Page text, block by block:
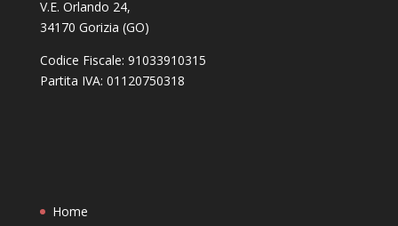
V.E. Orlando 24,
34170 Gorizia (GO)
Codice Fiscale: 91033910315
Partita IVA: 01120750318
Home